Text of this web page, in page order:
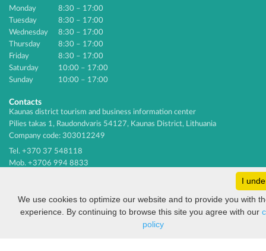
Monday
8:30 – 17:00
Tuesday
8:30 – 17:00
Wednesday
8:30 – 17:00
Thursday
8:30 – 17:00
Friday
8:30 – 17:00
Saturday
10:00 – 17:00
Sunday
10:00 – 17:00
Contacts
Kaunas district tourism and business information center
Pilies takas 1, Raudondvaris 54127, Kaunas District, Lithuania
Company code: 303012249
Tel. +370 37 548118
Mob. +3706 994 8833
I
We use cookies to optimize our website and to provide you with
experience. By continuing to browse this site you agree with our
policy